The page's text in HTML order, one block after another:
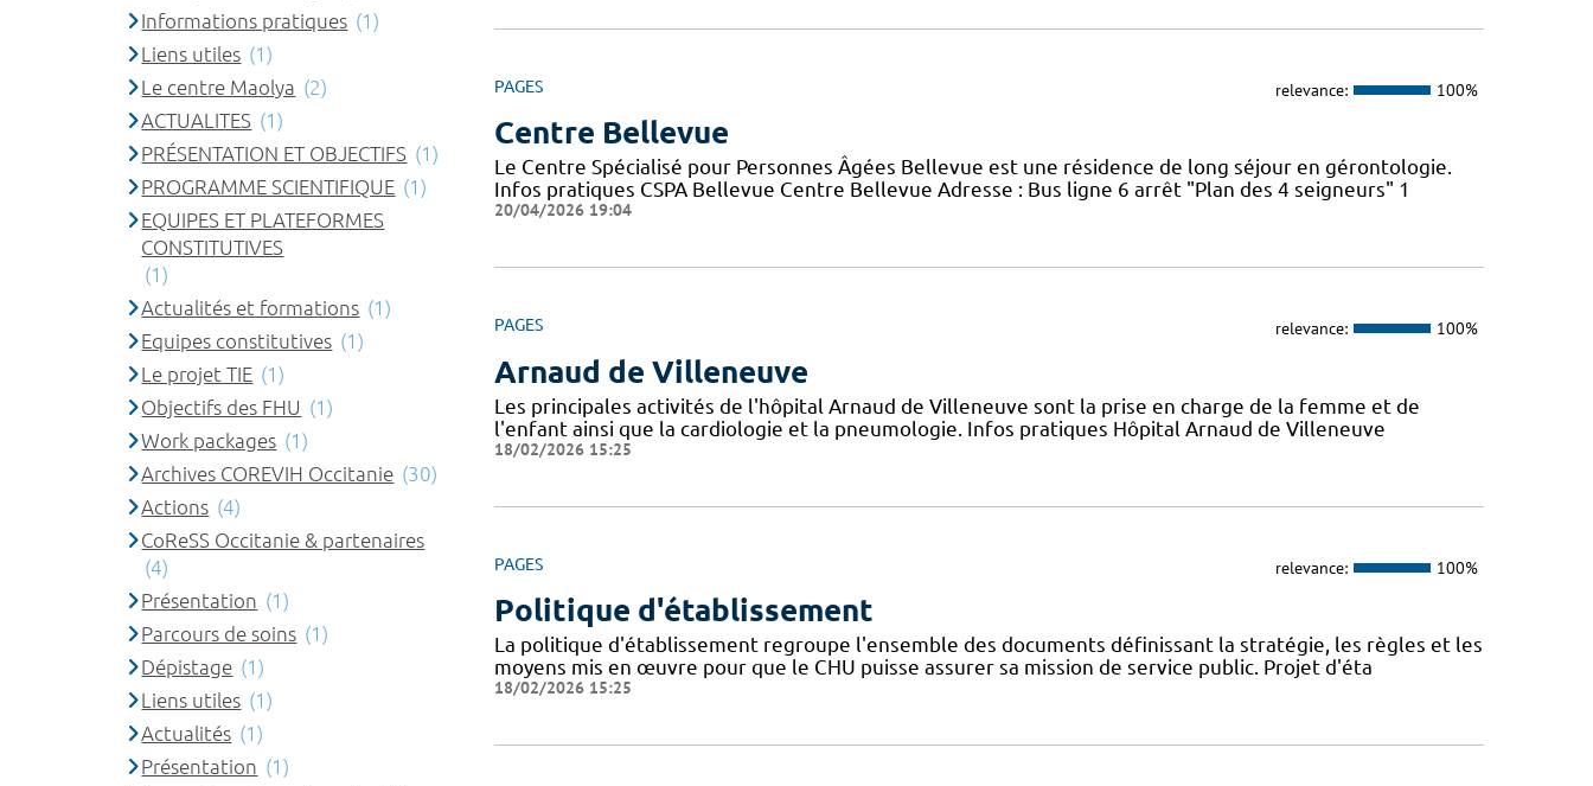
PAGES relevance: 100%
Centre Bellevue
Le Centre Spécialisé pour Personnes Âgées Bellevue est une résidence de long séjour en gérontologie.
Infos pratiques CSPA Bellevue Centre Bellevue Adresse : Bus ligne 6 arrêt "Plan des 4 seigneurs" 1
20/04/2026 19:04
PAGES relevance: 100%
Arnaud de Villeneuve
Les principales activités de l'hôpital Arnaud de Villeneuve sont la prise en charge de la femme et de
l'enfant ainsi que la cardiologie et la pneumologie. Infos pratiques Hôpital Arnaud de Villeneuve
18/02/2026 15:25
PAGES relevance: 100%
Politique d'établissement
La politique d'établissement regroupe l'ensemble des documents définissant la stratégie, les règles et les
moyens mis en œuvre pour que le CHU puisse assurer sa mission de service public. Projet d'éta
18/02/2026 15:25
Informations pratiques (1)
Liens utiles (1)
Le centre Maolya (2)
ACTUALITES (1)
PRÉSENTATION ET OBJECTIFS (1)
PROGRAMME SCIENTIFIQUE (1)
EQUIPES ET PLATEFORMES
CONSTITUTIVES
(1)
Actualités et formations (1)
Equipes constitutives (1)
Le projet TIE (1)
Objectifs des FHU (1)
Work packages (1)
Archives COREVIH Occitanie (30)
Actions (4)
CoReSS Occitanie & partenaires
(4)
Présentation (1)
Parcours de soins (1)
Dépistage (1)
Liens utiles (1)
Actualités (1)
Présentation (1)